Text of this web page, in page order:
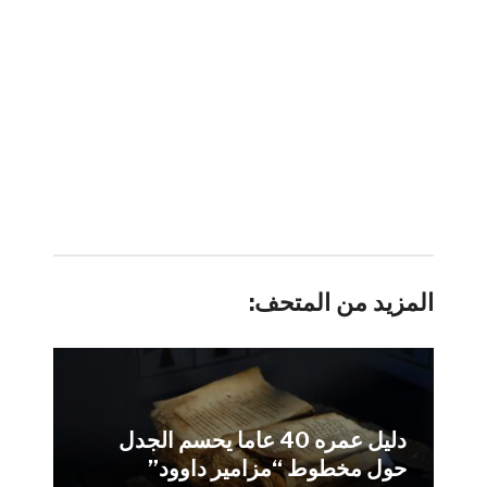
المزيد من المتحف:
دليل عمره 40 عاما يحسم الجدل
حول مخطوط “مزامير داوود”